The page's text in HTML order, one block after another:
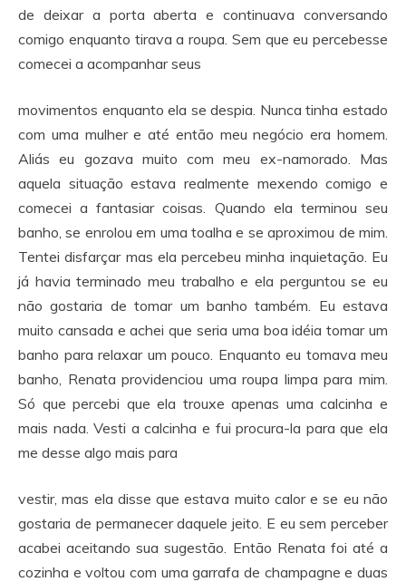
de deixar a porta aberta e continuava conversando
comigo enquanto tirava a roupa. Sem que eu percebesse
comecei a acompanhar seus
movimentos enquanto ela se despia. Nunca tinha estado
com uma mulher e até então meu negócio era homem.
Aliás eu gozava muito com meu ex-namorado. Mas
aquela situação estava realmente mexendo comigo e
comecei a fantasiar coisas. Quando ela terminou seu
banho, se enrolou em uma toalha e se aproximou de mim.
Tentei disfarçar mas ela percebeu minha inquietação. Eu
já havia terminado meu trabalho e ela perguntou se eu
não gostaria de tomar um banho também. Eu estava
muito cansada e achei que seria uma boa idéia tomar um
banho para relaxar um pouco. Enquanto eu tomava meu
banho, Renata providenciou uma roupa limpa para mim.
Só que percebi que ela trouxe apenas uma calcinha e
mais nada. Vesti a calcinha e fui procura-la para que ela
me desse algo mais para
vestir, mas ela disse que estava muito calor e se eu não
gostaria de permanecer daquele jeito. E eu sem perceber
acabei aceitando sua sugestão. Então Renata foi até a
cozinha e voltou com uma garrafa de champagne e duas